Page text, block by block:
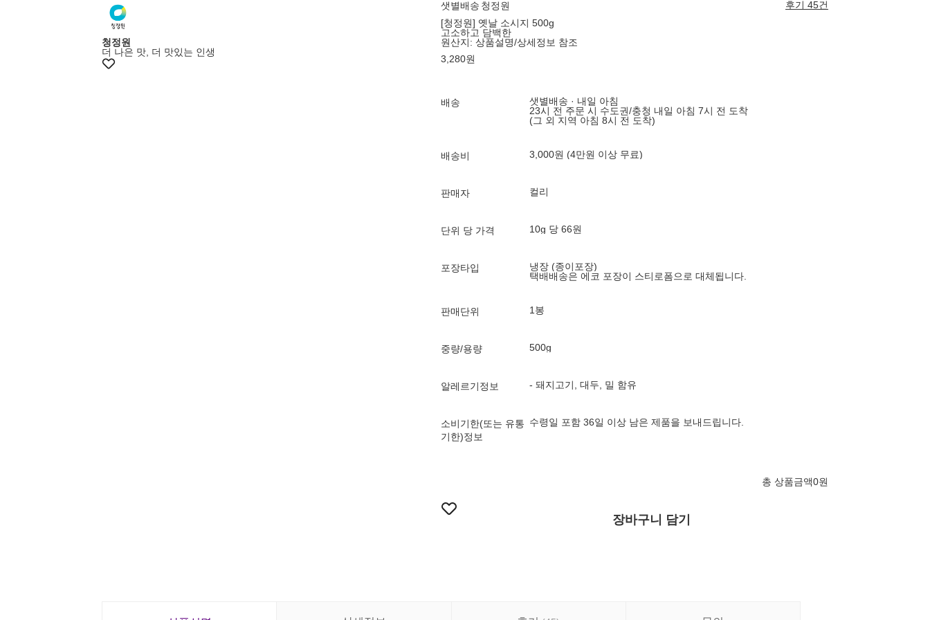
멤버스25%쿠폰
청정원
더 나은 맛, 더 맛있는 인생
샛별배송 청정원
후기 45건
[청정원] 옛날 소시지 500g
고소하고 담백한
원산지: 상품설명/상세정보 참조
3,280원
배송
샛별배송 · 내일 아침
23시 전 주문 시 수도권/충청 내일 아침 7시 전 도착
(그 외 지역 아침 8시 전 도착)
배송비 3,000원 (4만원 이상 무료)
판매자 컬리
단위 당 가격 10g 당 66원
포장타입
냉장 (종이포장)
택배배송은 에코 포장이 스티로폼으로 대체됩니다.
판매단위 1봉
중량/용량 500g
알레르기정보 - 돼지고기, 대두, 밀 함유
소비기한(또는 유통
기한)정보
수령일 포함 36일 이상 남은 제품을 보내드립니다.
총 상품금액0원
장바구니 담기